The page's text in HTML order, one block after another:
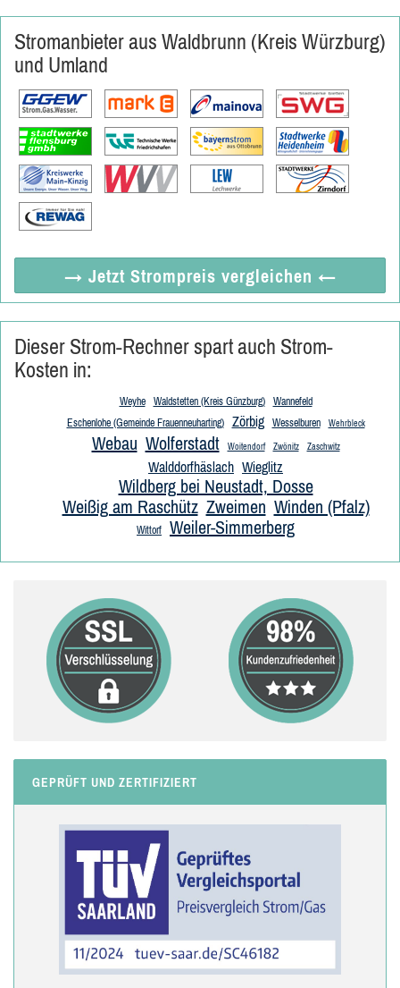
Stromanbieter aus Waldbrunn (Kreis Würzburg)
und Umland
→ Jetzt Strompreis vergleichen ←
Dieser Strom-Rechner spart auch Strom-
Kosten in:
Weyhe Waldstetten (Kreis Günzburg)
Wannefeld
Eschenlohe (Gemeinde Frauenneuharting)
Zörbig Wesselburen Wehrbleck
Webau Wolferstadt Woitendorf Zwönitz Zaschwitz
Walddorfhäslach Wieglitz
Wildberg bei Neustadt, Dosse
Weißig am Raschütz Zweimen Winden (Pfalz)
Wittorf Weiler-Simmerberg
GEPRÜFT UND ZERTIFIZIERT